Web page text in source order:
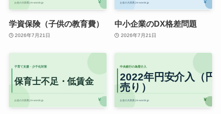
学資保険（子供の教育費）
2026年7月21日
中小企業のDX格差問題
2026年7月21日